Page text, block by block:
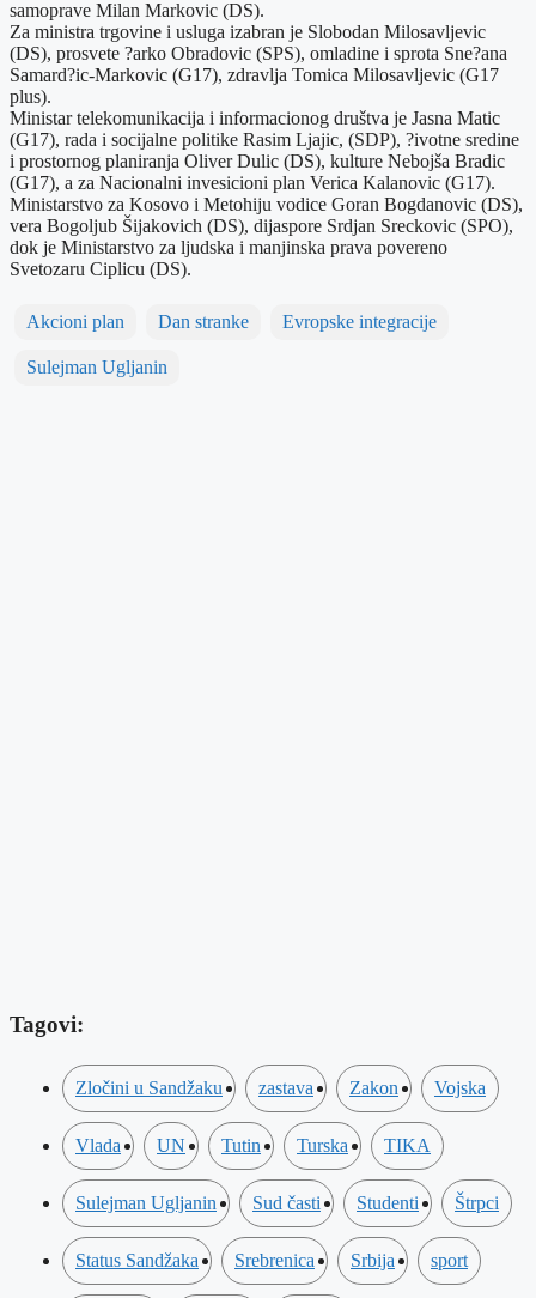
samoprave Milan Markovic (DS).
Za ministra trgovine i usluga izabran je Slobodan Milosavljevic
(DS), prosvete ?arko Obradovic (SPS), omladine i sprota Sne?ana
Samard?ic-Markovic (G17), zdravlja Tomica Milosavljevic (G17
plus).
Ministar telekomunikacija i informacionog društva je Jasna Matic
(G17), rada i socijalne politike Rasim Ljajic, (SDP), ?ivotne sredine
i prostornog planiranja Oliver Dulic (DS), kulture Nebojša Bradic
(G17), a za Nacionalni invesicioni plan Verica Kalanovic (G17).
Ministarstvo za Kosovo i Metohiju vodice Goran Bogdanovic (DS),
vera Bogoljub Šijakovich (DS), dijaspore Srdjan Sreckovic (SPO),
dok je Ministarstvo za ljudska i manjinska prava povereno
Svetozaru Ciplicu (DS).
Akcioni plan Dan stranke Evropske integracije
Sulejman Ugljanin
Tagovi:
Zločini u Sandžaku zastava Zakon Vojska
Vlada UN Tutin Turska TIKA
Sulejman Ugljanin Sud časti Studenti Štrpci
Status Sandžaka Srebrenica Srbija sport